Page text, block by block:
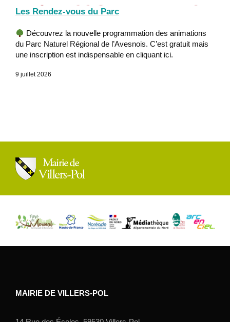
Les Rendez-vous du Parc
Découvrez la nouvelle programmation des animations
du Parc Naturel Régional de l’Avesnois. C’est gratuit mais
une inscription est indispensable en cliquant ici.
9 juillet 2026
MAIRIE DE VILLERS-POL